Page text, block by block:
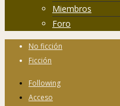
Miembros
Foro
No ficción
Ficción
Following
Acceso